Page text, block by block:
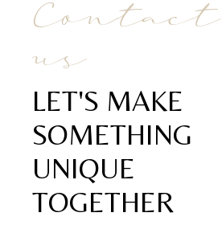
Contact
us
LET'S MAKE
SOMETHING
UNIQUE
TOGETHER